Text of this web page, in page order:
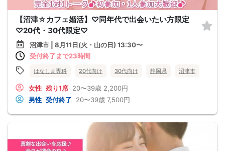
【沼津☆カフェ婚活】♡同年代で出会いたい方限定
♡20代・30代限定♡
沼津市 | 8月11日(火・山の日) 13:30〜
受付終了まで23時間
はなしま専科 20代向け 30代向け 静岡県 沼津市
女性 残り1席 20〜39歳 2,200円
男性 受付終了 20〜39歳 7,500円